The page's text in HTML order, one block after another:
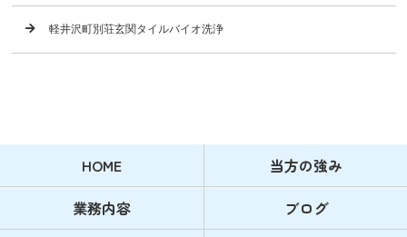
軽井沢町別荘玄関タイルバイオ洗浄
HOME
当方の強み
業務内容
ブログ